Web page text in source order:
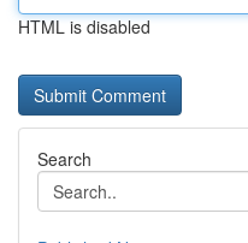
HTML is disabled
Search